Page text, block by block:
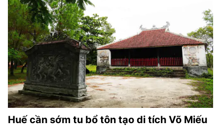
Huế cần sớm tu bổ tôn tạo di tích Võ Miếu